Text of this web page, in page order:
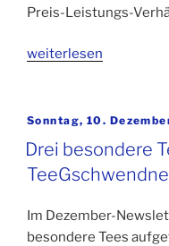
Preis-Leistungs-
„Fragen
Robert
Schyska
von
Roberts
weiterlesen
Veröffentlicht
Sonntag, 10.
Drei besondere
Im Dezember-
besondere Tees